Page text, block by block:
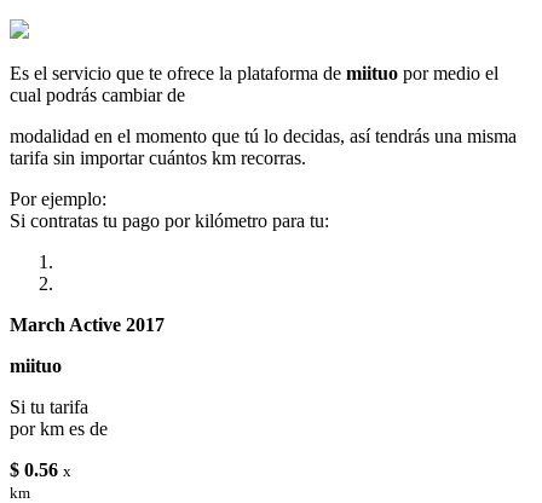
Es el servicio que te ofrece la plataforma de miituo por medio el
cual podrás cambiar de
modalidad en el momento que tú lo decidas, así tendrás una misma
tarifa sin importar cuántos km recorras.
Por ejemplo:
Si contratas tu pago por kilómetro para tu:
March Active 2017
miituo
Si tu tarifa
por km es de
$ 0.56 x
km